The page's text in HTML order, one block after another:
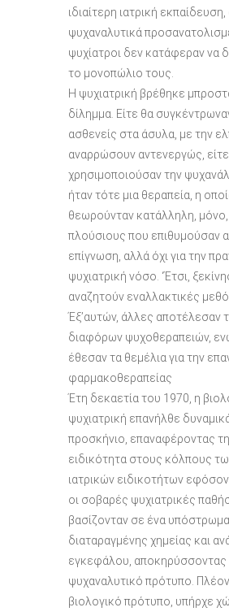
ιδιαίτερη ιατρική εκπαίδευση,
ψυχαναλυτικά
ψυχίατροι δεν κατάφεραν να
το μονοπώλιο τους.
Η ψυχιατρική βρέθηκε
δίλημμα. Είτε θα
ασθενείς στα άσυλα, με την
αναρρώσουν αντενεργώς,
χρησιμοποιούσαν την
ήταν τότε μια θεραπεία, η
θεωρούνταν κατάλληλη, μόνο,
πλούσιους που επιθυμούσαν
επίγνωση, αλλά όχι για την
ψυχιατρική νόσο. ‘Έτσι,
αναζητούν εναλλακτικές
Έξ’αυτών, άλλες αποτέλεσαν
διαφόρων ψυχοθεραπειών,
έθεσαν τα θεμέλια για την
φαρμακοθεραπείας
Έτη δεκαετία του 1970, η
ψυχιατρική επανήλθε
προσκήνιο, επαναφέροντας
ειδικότητα στους κόλπους
ιατρικών ειδικοτήτων
οι σοβαρές ψυχιατρικές
βασίζονταν σε ένα υπόστρωμα
διαταραγμένης χημείας και
εγκεφάλου, αποκηρύσσοντας
ψυχαναλυτικό πρότυπο.
βιολογικό πρότυπο, υπήρχε